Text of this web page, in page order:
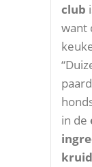
club
want
in de